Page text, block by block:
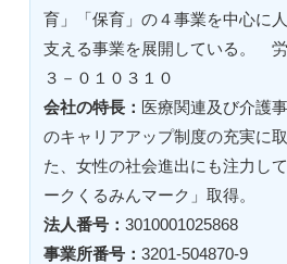
育」「保育」の４事業を中心に
支える事業を展開している。
３－０１０３１０
会社の特長： 医療関連及び介護
のキャリアアップ制度の充実に
た、女性の社会進出にも注力し
ークくるみんマーク」取得。
法人番号： 3010001025868
事業所番号： 3201-504870-9